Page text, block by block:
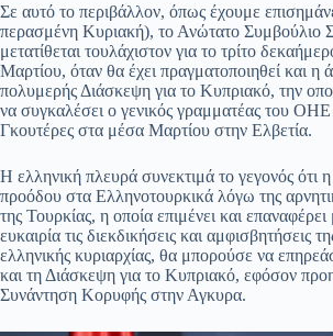
Σε αυτό το περιβάλλον, όπως έχουμε
περασμένη Κυριακή), το Ανώτατο Συμβούλιο
μετατίθεται τουλάχιστον για το τρίτο
Μαρτίου, όταν θα έχει πραγματοποιηθεί και η
πολυμερής Διάσκεψη για το Κυπριακό, την
να συγκαλέσει ο γενικός γραμματέας του ΟΗΕ
Γκουτέρες στα μέσα Μαρτίου στην Ελβετία.
Η ελληνική πλευρά συνεκτιμά το γεγονός ότι
προόδου στα Ελληνοτουρκικά λόγω της
της Τουρκίας, η οποία επιμένει και
ευκαιρία τις διεκδικήσεις και αμφισβητήσεις
ελληνικής κυριαρχίας, θα μπορούσε να
και τη Διάσκεψη για το Κυπριακό, εφόσον
Συνάντηση Κορυφής στην Αγκυρα.